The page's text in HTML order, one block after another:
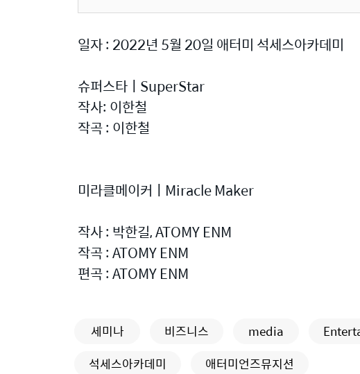
일자 : 2022년 5월 20일 애터미 석세스아카데미
슈퍼스타ㅣSuperStar
작사: 이한철
작곡 : 이한철
미라클메이커ㅣMiracle Maker
작사 : 박한길, ATOMY ENM
작곡 : ATOMY ENM
편곡 : ATOMY ENM
세미나 비즈니스 media
석세스아카데미
애터미언즈뮤지션